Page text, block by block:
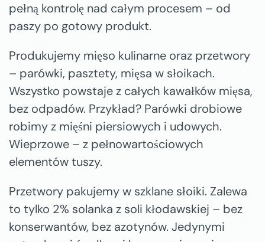
pełną kontrolę nad całym procesem – od
paszy po gotowy produkt.
Produkujemy mięso kulinarne oraz przetwory
– parówki, pasztety, mięsa w słoikach.
Wszystko powstaje z całych kawałków mięsa,
bez odpadów. Przykład? Parówki drobiowe
robimy z mięśni piersiowych i udowych.
Wieprzowe – z pełnowartościowych
elementów tuszy.
Przetwory pakujemy w szklane słoiki. Zalewa
to tylko 2% solanka z soli kłodawskiej – bez
konserwantów, bez azotynów. Jedynymi